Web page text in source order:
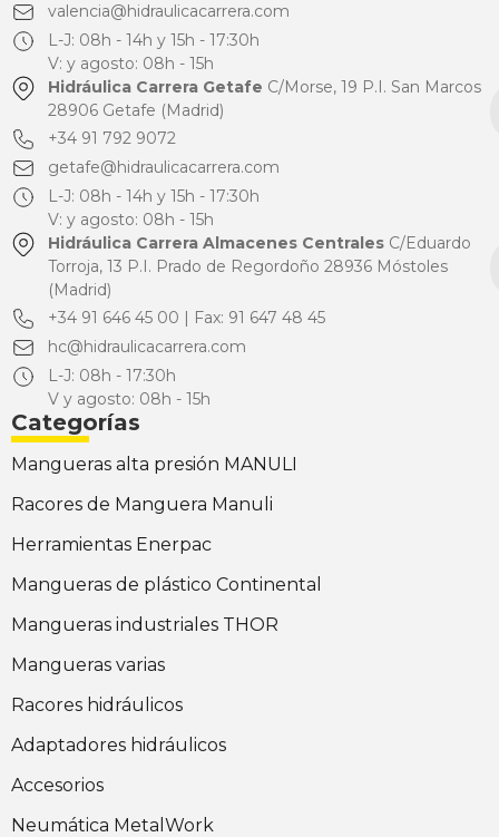
valencia@hidraulicacarrera.com
L-J: 08h - 14h y 15h - 17:30h
V: y agosto: 08h - 15h
Hidráulica Carrera Getafe C/Morse, 19 P.I. San Marcos
28906 Getafe (Madrid)
+34 91 792 9072
getafe@hidraulicacarrera.com
L-J: 08h - 14h y 15h - 17:30h
V: y agosto: 08h - 15h
Hidráulica Carrera Almacenes CentralesC/Eduardo
Torroja, 13 P.I. Prado de Regordoño 28936 Móstoles
(Madrid)
+34 91 646 45 00 | Fax: 91 647 48 45
hc@hidraulicacarrera.com
L-J: 08h - 17:30h
V y agosto: 08h - 15h
Categorías
Mangueras alta presión MANULI
Racores de Manguera Manuli
Herramientas Enerpac
Mangueras de plástico Continental
Mangueras industriales THOR
Mangueras varias
Racores hidráulicos
Adaptadores hidráulicos
Accesorios
Neumática MetalWork